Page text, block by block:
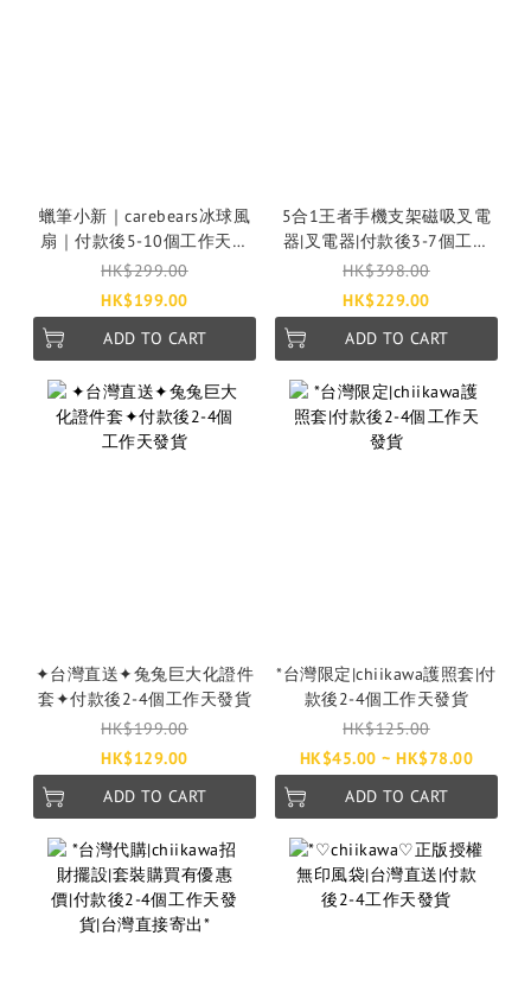
蠟筆小新｜carebears冰球風
扇｜付款後5-10個工作天發
貨
HK$299.00
HK$199.00
ADD TO CART
5合1王者手機支架磁吸叉電
器|叉電器|付款後3-7個工作
天發貨
HK$398.00
HK$229.00
ADD TO CART
✦台灣直送✦兔兔巨大化證件
套✦付款後2-4個工作天發貨
HK$199.00
HK$129.00
ADD TO CART
*台灣限定|chiikawa護照套|付
款後2-4個工作天發貨
HK$125.00
HK$45.00 ~ HK$78.00
ADD TO CART